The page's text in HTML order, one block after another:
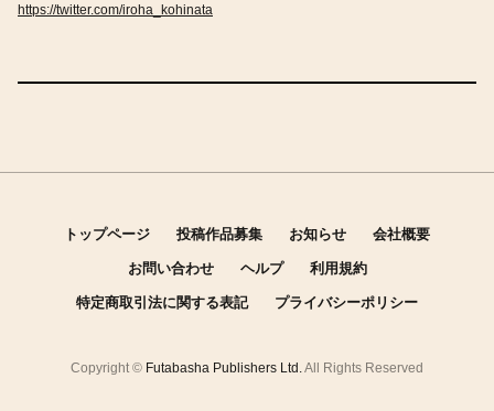
https://twitter.com/iroha_kohinata
トップページ 投稿作品募集 お知らせ 会社概要
お問い合わせ ヘルプ 利用規約
特定商取引法に関する表記 プライバシーポリシー
Copyright © Futabasha Publishers Ltd. All Rights Reserved